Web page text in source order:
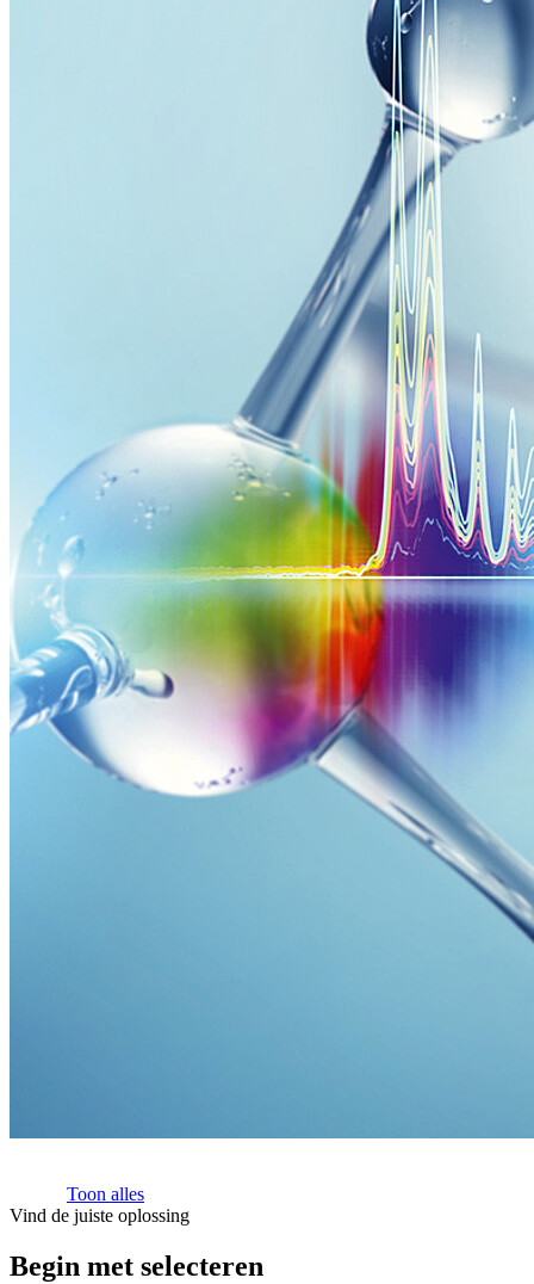
Toon alles
Vind de juiste oplossing
Begin met selecteren